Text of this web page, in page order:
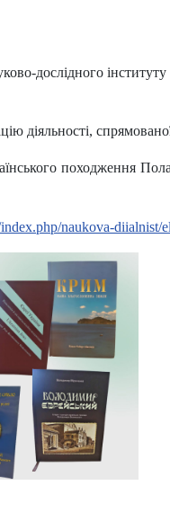
дослідного інституту
діяльності,
походження
naukova-diialnist/